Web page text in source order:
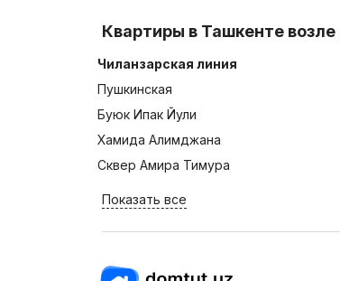
Квартиры в Ташкенте
Чиланзарская линия
Пушкинская
Буюк Ипак Йули
Хамида Алимджана
Сквер Амира Тимура
Показать все